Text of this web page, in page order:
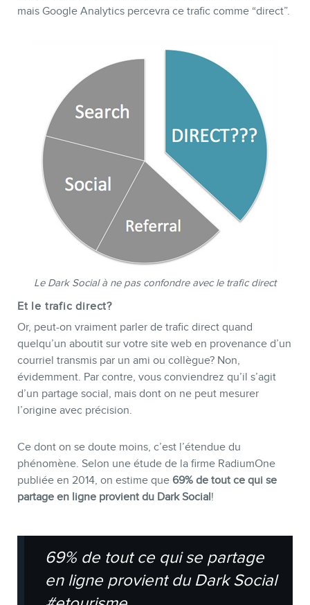
MEMBRES
INFOLETTRE
mais Google Analytics percevra ce trafic comme “direct”.
Le Dark Social à ne pas confondre avec le trafic direct
Et le trafic direct?
Or, peut-on vraiment parler de trafic direct quand
quelqu’un aboutit sur votre site web en provenance d’un
courriel transmis par un ami ou collègue? Non,
évidemment. Par contre, vous conviendrez qu’il s’agit
d’un partage social, mais dont on ne peut mesurer
l’origine avec précision.
Ce dont on se doute moins, c’est l’étendue du
phénomène. Selon une étude de la firme RadiumOne
publiée en 2014, on estime que 69% de tout ce qui se
partage en ligne provient du Dark Social!
69% de tout ce qui se partage
en ligne provient du Dark Social